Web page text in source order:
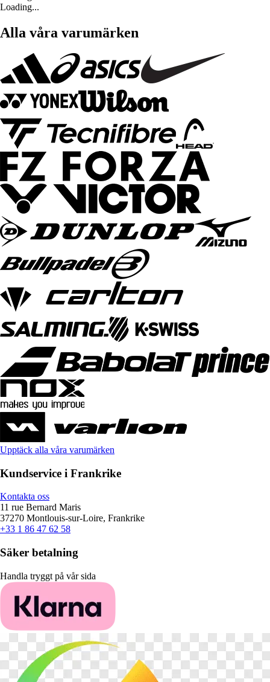
Loading...
Alla våra varumärken
Upptäck alla våra varumärken
Kundservice i Frankrike
Kontakta oss
11 rue Bernard Maris
37270 Montlouis-sur-Loire, Frankrike
+33 1 86 47 62 58
Säker betalning
Handla tryggt på vår sida